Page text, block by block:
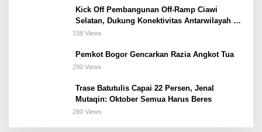
Kick Off Pembangunan Off-Ramp Ciawi
Selatan, Dukung Konektivitas Antarwilayah di
Bogor Selatan
338 Views
Pemkot Bogor Gencarkan Razia Angkot Tua
290 Views
Trase Batutulis Capai 22 Persen, Jenal
Mutaqin: Oktober Semua Harus Beres
280 Views